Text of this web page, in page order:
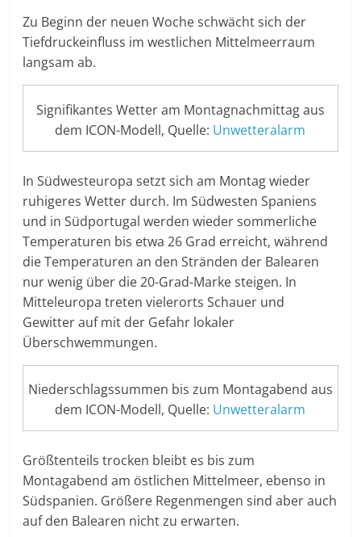
Zu Beginn der neuen Woche schwächt sich der
Tiefdruckeinfluss im westlichen Mittelmeerraum
langsam ab.
Signifikantes Wetter am Montagnachmittag aus
dem ICON-Modell, Quelle: Unwetteralarm
In Südwesteuropa setzt sich am Montag wieder
ruhigeres Wetter durch. Im Südwesten Spaniens
und in Südportugal werden wieder sommerliche
Temperaturen bis etwa 26 Grad erreicht, während
die Temperaturen an den Stränden der Balearen
nur wenig über die 20-Grad-Marke steigen. In
Mitteleuropa treten vielerorts Schauer und
Gewitter auf mit der Gefahr lokaler
Überschwemmungen.
Niederschlagssummen bis zum Montagabend aus
dem ICON-Modell, Quelle: Unwetteralarm
Größtenteils trocken bleibt es bis zum
Montagabend am östlichen Mittelmeer, ebenso in
Südspanien. Größere Regenmengen sind aber auch
auf den Balearen nicht zu erwarten.